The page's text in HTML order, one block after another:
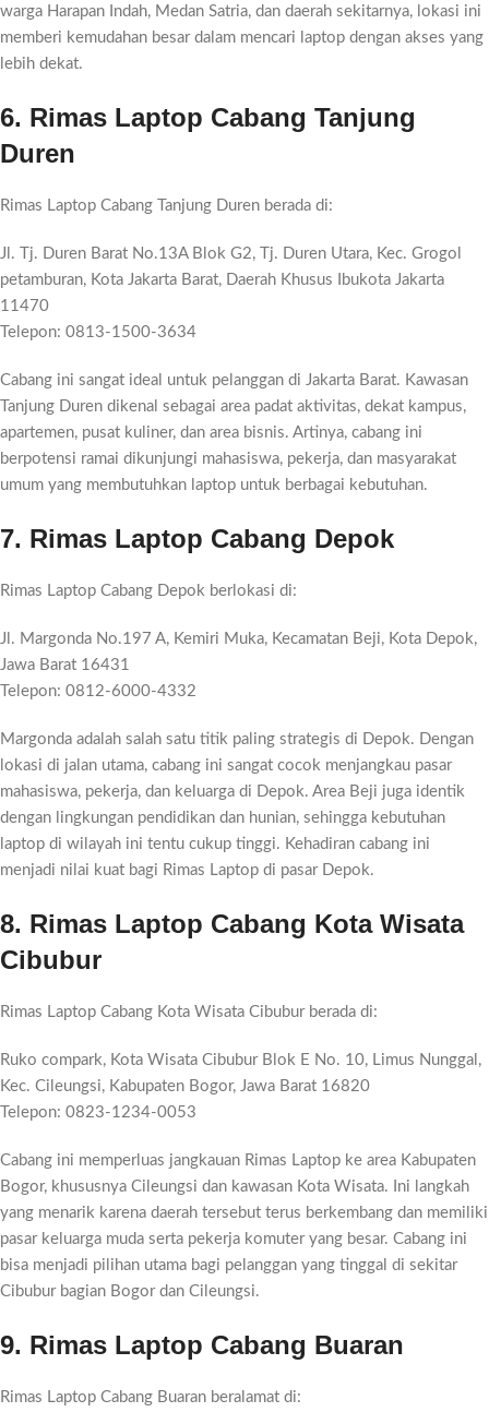
warga Harapan Indah, Medan Satria, dan daerah sekitarnya, lokasi ini
memberi kemudahan besar dalam mencari laptop dengan akses yang
lebih dekat.
6. Rimas Laptop Cabang Tanjung
Duren
Rimas Laptop Cabang Tanjung Duren berada di:
Jl. Tj. Duren Barat No.13A Blok G2, Tj. Duren Utara, Kec. Grogol
petamburan, Kota Jakarta Barat, Daerah Khusus Ibukota Jakarta
11470
Telepon: 0813-1500-3634
Cabang ini sangat ideal untuk pelanggan di Jakarta Barat. Kawasan
Tanjung Duren dikenal sebagai area padat aktivitas, dekat kampus,
apartemen, pusat kuliner, dan area bisnis. Artinya, cabang ini
berpotensi ramai dikunjungi mahasiswa, pekerja, dan masyarakat
umum yang membutuhkan laptop untuk berbagai kebutuhan.
7. Rimas Laptop Cabang Depok
Rimas Laptop Cabang Depok berlokasi di:
Jl. Margonda No.197 A, Kemiri Muka, Kecamatan Beji, Kota Depok,
Jawa Barat 16431
Telepon: 0812-6000-4332
Margonda adalah salah satu titik paling strategis di Depok. Dengan
lokasi di jalan utama, cabang ini sangat cocok menjangkau pasar
mahasiswa, pekerja, dan keluarga di Depok. Area Beji juga identik
dengan lingkungan pendidikan dan hunian, sehingga kebutuhan
laptop di wilayah ini tentu cukup tinggi. Kehadiran cabang ini
menjadi nilai kuat bagi Rimas Laptop di pasar Depok.
8. Rimas Laptop Cabang Kota Wisata
Cibubur
Rimas Laptop Cabang Kota Wisata Cibubur berada di:
Ruko compark, Kota Wisata Cibubur Blok E No. 10, Limus Nunggal,
Kec. Cileungsi, Kabupaten Bogor, Jawa Barat 16820
Telepon: 0823-1234-0053
Cabang ini memperluas jangkauan Rimas Laptop ke area Kabupaten
Bogor, khususnya Cileungsi dan kawasan Kota Wisata. Ini langkah
yang menarik karena daerah tersebut terus berkembang dan memiliki
pasar keluarga muda serta pekerja komuter yang besar. Cabang ini
bisa menjadi pilihan utama bagi pelanggan yang tinggal di sekitar
Cibubur bagian Bogor dan Cileungsi.
9. Rimas Laptop Cabang Buaran
Rimas Laptop Cabang Buaran beralamat di: